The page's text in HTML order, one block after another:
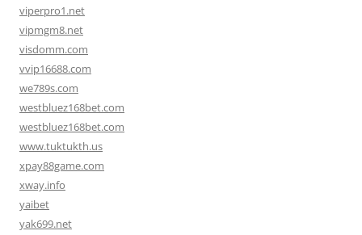
viperpro1.net
vipmgm8.net
visdomm.com
vvip16688.com
we789s.com
westbluez168bet.com
westbluez168bet.com
www.tuktukth.us
xpay88game.com
xway.info
yaibet
yak699.net